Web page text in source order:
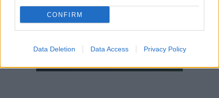
CONFIRM
Data Deletion Data Access Privacy Policy